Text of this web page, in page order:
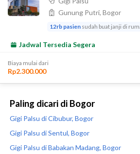
Paling dicari di Bogor
Gigi Palsu di Cibubur, Bogor
Gigi Palsu di Sentul, Bogor
Gigi Palsu di Babakan Madang, Bogor